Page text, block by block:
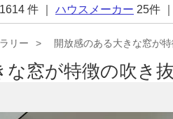
1614 件 ｜ ハウスメーカー 25件
リー 開放感のある大きな窓が
な窓が特徴の吹き